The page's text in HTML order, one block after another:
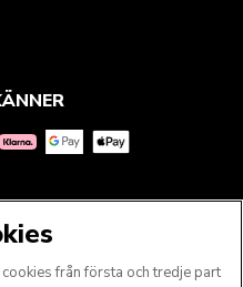
från första och tredje part